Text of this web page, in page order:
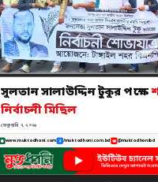
সুলতান সালাউদ্দিন টুকুর পক্ষে
নির্বাচনী মিছিল
ফেব্রুয়ারি ৭, ২০২৬
www.muktodhoni.com /muktodhoni.com.bd @muktodhonibd